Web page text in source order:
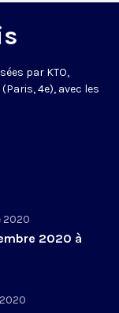
par KTO,
4e), avec les
2020
2020 à